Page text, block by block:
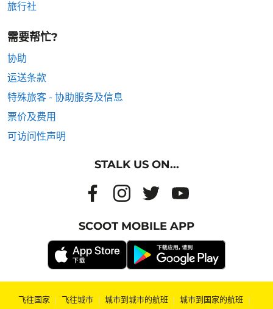
旅行社
需要帮忙?
协助
运送条款
特殊旅客 - 协助服务及信息
票价及费用
可访问性声明
STALK US ON...
SCOOT MOBILE APP
飞往国家 | 飞往城市 | 城市到城市的航班 | 城市到国家的航班 |